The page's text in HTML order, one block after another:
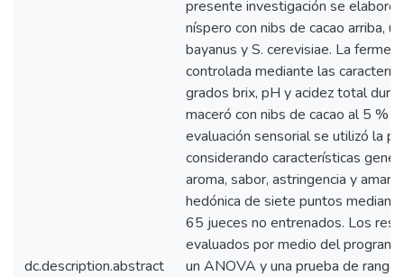
dc.description.abstract
presente investigación se elaboró
níspero con nibs de cacao arriba,
bayanus y S. cerevisiae. La
controlada mediante las
grados brix, pH y acidez total
maceró con nibs de cacao al 5 %
evaluación sensorial se utilizó la
considerando características
aroma, sabor, astringencia y
hedónica de siete puntos
65 jueces no entrenados. Los
evaluados por medio del
un ANOVA y una prueba de